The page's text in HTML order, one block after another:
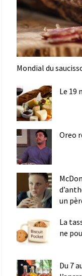
Mondial du
Le 19
Oreo
un
La
ne
Du 7